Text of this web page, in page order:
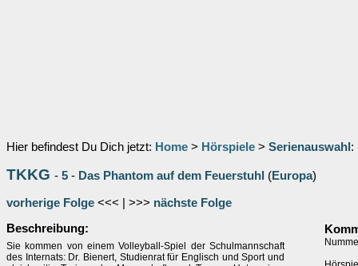
Hier befindest Du Dich jetzt: Home > Hörspiele > Serienauswahl :
TKKG - 5 - Das Phantom auf dem Feuerstuhl (Europa)
vorherige Folge <<< | >>> nächste Folge
Beschreibung:
Sie kommen von einem Volleyball-Spiel der Schulmannschaft
des Internats: Dr. Bienert, Studienrat für Englisch und Sport und